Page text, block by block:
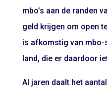
mbo’s aan de randen
geld krijgen om open
is afkomstig van mbo-
land, die er daardoor
Al jaren daalt het